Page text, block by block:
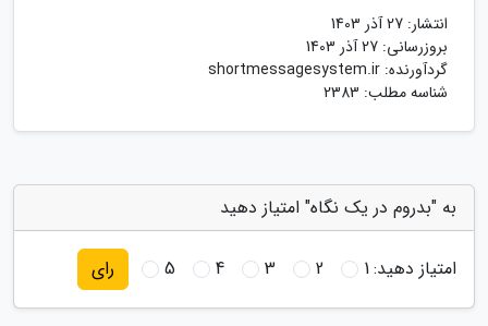
انتشار: 27 آذر 1403
بروزرسانی: 27 آذر 1403
گردآورنده: shortmessagesystem.ir
شناسه مطلب: 2383
به "بدروم در یک نگاه" امتیاز دهید
امتیاز دهید:1
2
3
4
5 رای